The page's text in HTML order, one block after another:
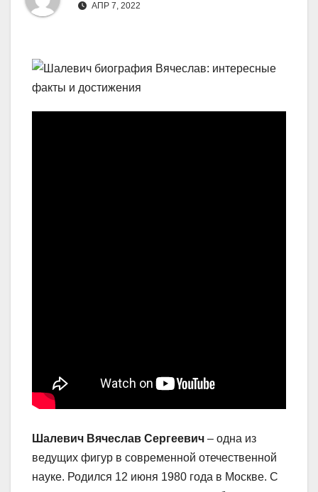
АПР 7, 2022
Шалевич Вячеслав Сергеевич – одна из
ведущих фигур в современной отечественной
науке. Родился 12 июня 1980 года в Москве. С